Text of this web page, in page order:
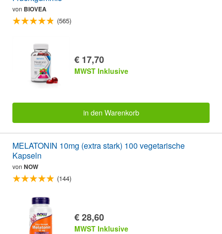
von BIOVEA
(565)
€ 17,70
MWST Inklusive
in den Warenkorb
MELATONIN 10mg (extra stark) 100 vegetarische
Kapseln
von NOW
(144)
€ 28,60
MWST Inklusive